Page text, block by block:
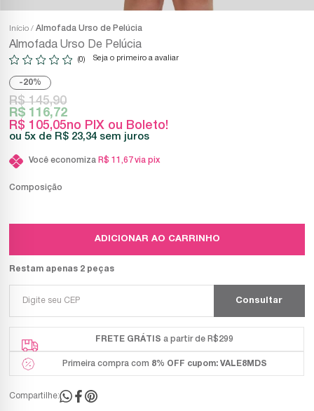
Início Almofada Urso de Pelúcia
Almofada Urso De Pelúcia
(0) Seja o primeiro a avaliar
20%
R$ 105,05no PIX ou Boleto!
R$ 145,90
R$ 116,72
5x R$ 23,34 sem juros
Você economiza R$ 11,67 via pix
Composição
ADICIONAR AO CARRINHO
Restam apenas 2 peças
FRETE GRÁTIS a partir de R$299
Primeira compra com 8% OFF cupom: VALE8MDS
Compartilhe: